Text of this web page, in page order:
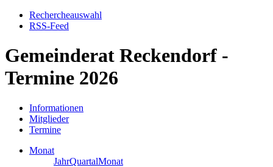
Rechercheauswahl
RSS-Feed
Gemeinderat Reckendorf -
Termine 2026
Informationen
Mitglieder
Termine
Monat
JahrQuartalMonat